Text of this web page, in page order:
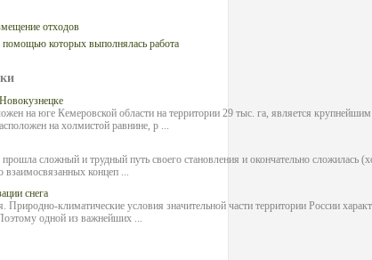
отходов
которых выполнялась работа
на юге Кемеровской области на территории 29 тыс. га, является
на холмистой равнине, р ...
сложный и трудный путь своего становления и окончательно сложилась
взаимосвязанных концеп ...
снега
Природно-климатические условия значительной части территории России
одной из важнейших ...